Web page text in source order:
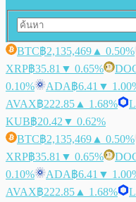
BTC฿2,135,469 ▲ 0.50%
XRP฿35.81 ▼ 0.65%
0.10%
ADA฿6.41 ▼
AVAX฿222.85 ▲ 1.68%
KUB฿20.42 ▼ 0.62%
BTC฿2,135,469 ▲ 0.50%
XRP฿35.81 ▼ 0.65%
0.10%
ADA฿6.41 ▼
AVAX฿222.85 ▲ 1.68%